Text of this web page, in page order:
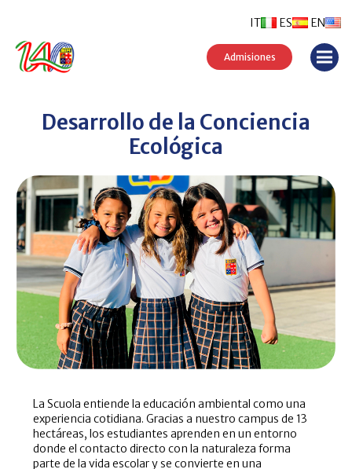
ES EN
IT
Admisiones
Desarrollo de la Conciencia
Ecológica
La Scuola entiende la educación ambiental como una
experiencia cotidiana. Gracias a nuestro campus de 13
hectáreas, los estudiantes aprenden en un entorno
donde el contacto directo con la naturaleza forma
parte de la vida escolar y se convierte en una